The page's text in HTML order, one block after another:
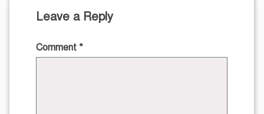
Leave a Reply
Comment *